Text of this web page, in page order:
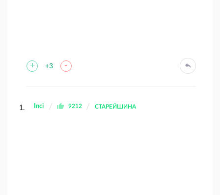
+ +3 -
Inci 9212 СТАРЕЙШИНА